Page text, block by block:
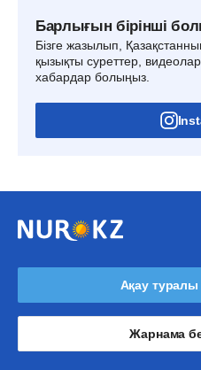
Барлығын бірінші
Бізге жазылып,
қызықты суреттер,
хабардар болыңыз.
Ақау
Жарнама